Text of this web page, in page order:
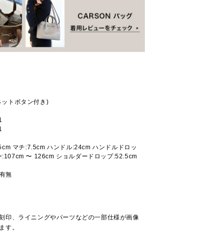
トボタン付き)
マチ:7.5cm ハンドル:24cm ハンドルドロッ
:107cm 〜 126cm ショルダードロップ:52.5cm
無
印、ライニングやパーツなどの一部仕様が画像
す。